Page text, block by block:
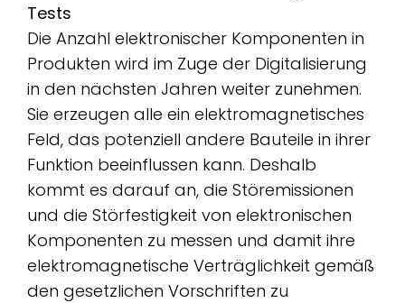
Tests
Die Anzahl elektronischer Komponenten in
Produkten wird im Zuge der Digitalisierung
in den nächsten Jahren weiter zunehmen.
Sie erzeugen alle ein elektromagnetisches
Feld, das potenziell andere Bauteile in ihrer
Funktion beeinflussen kann. Deshalb
kommt es darauf an, die Störemissionen
und die Störfestigkeit von elektronischen
Komponenten zu messen und damit ihre
elektromagnetische Verträglichkeit gemäß
den gesetzlichen Vorschriften zu